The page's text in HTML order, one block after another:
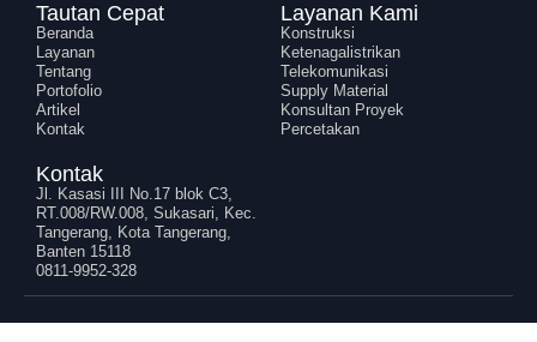
Tautan Cepat
Beranda
Layanan
Tentang
Portofolio
Artikel
Kontak
Layanan Kami
Konstruksi
Ketenagalistrikan
Telekomunikasi
Supply Material
Konsultan Proyek
Percetakan
Kontak
Jl. Kasasi III No.17 blok C3,
RT.008/RW.008, Sukasari, Kec.
Tangerang, Kota Tangerang,
Banten 15118
0811-9952-328